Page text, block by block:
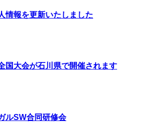
情報を更新いたしました
国大会が石川県で開催されます
ルSW合同研修会